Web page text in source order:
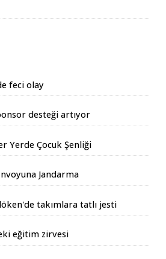
feci olay
desteği artıyor
Yerde Çocuk Şenliği
Jandarma
takımlara tatlı jesti
eğitim zirvesi